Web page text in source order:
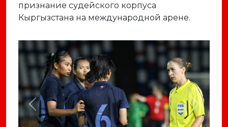
признание судейского корпуса
Кыргызстана на международной арене.
Previous Next